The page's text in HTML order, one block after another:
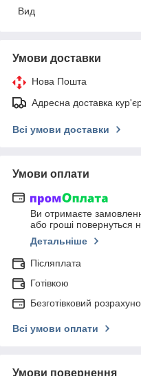
Вид
Умови доставки
Нова Пошта
Адресна доставка
Всі умови доставки
Умови оплати
Ви отримаєте
або гроші повернуться
Детальніше
Післяплата
Готівкою
Безготівковий
Всі умови оплати
Умови повернення